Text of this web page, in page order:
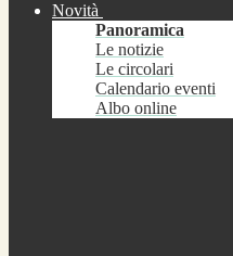
Novità
Panoramica
Le notizie
Le circolari
Calendario eventi
Albo online